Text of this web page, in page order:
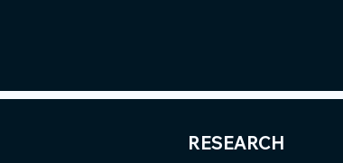
RESEARCH